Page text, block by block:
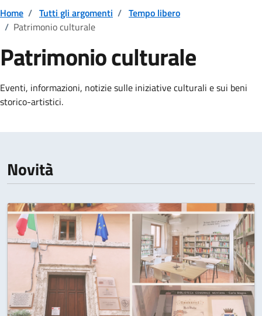
Home / Tutti gli argomenti / Tempo libero
/ Patrimonio culturale
Patrimonio culturale
Dettagli della notizia
Eventi, informazioni, notizie sulle iniziative culturali e sui beni
storico-artistici.
Novità